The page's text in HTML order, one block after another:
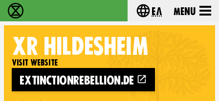
Extinction Rebellion - Home Choose your
Ελ Menu
XR HILDESHEIM
VISIT WEBSITE
EXTINCTIONREBELLION.DE